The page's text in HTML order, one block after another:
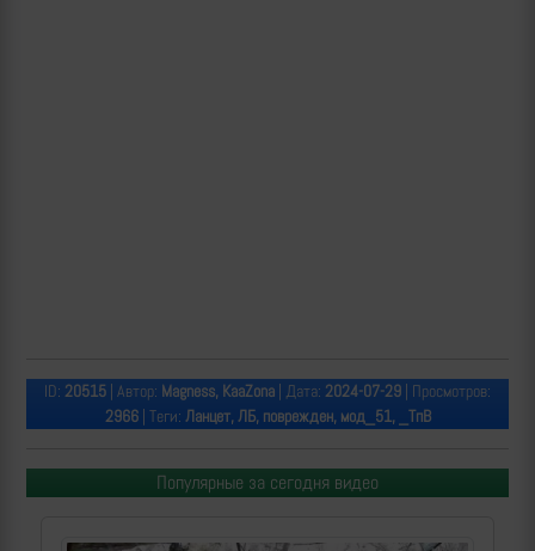
ID: 20515 | Автор: Magness, KaaZona | Дата: 2024-07-29 | Просмотров:
2966| Теги: Ланцет, ЛБ, поврежден, мод_51, _ТпВ
Популярные за сегодня видео